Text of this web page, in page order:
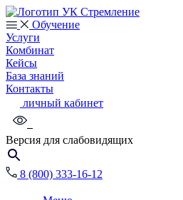
Обучение
Услуги
Комбинат
Кейсы
База знаний
Контакты
личный кабинет
Версия для слабовидящих
8 (800) 333-16-12